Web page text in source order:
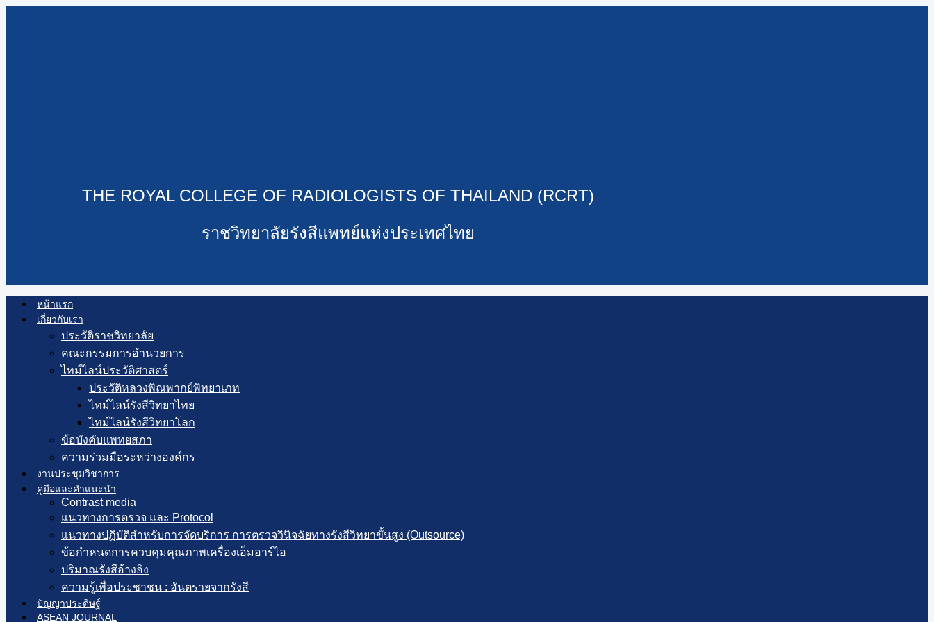
THE ROYAL COLLEGE OF RADIOLOGISTS OF THAILAND (RCRT)
ราชวิทยาลัยรังสีแพทย์แห่งประเทศไทย
หน้าแรก
เกี่ยวกับเรา
ประวัติราชวิทยาลัย
คณะกรรมการอำนวยการ
ไทม์ไลน์ประวัติศาสตร์
ประวัติหลวงพิณพากย์พิทยาเภท
ไทม์ไลน์รังสีวิทยาไทย
ไทม์ไลน์รังสีวิทยาโลก
ข้อบังคับแพทยสภา
ความร่วมมือระหว่างองค์กร
งานประชุมวิชาการ
คู่มือและคำแนะนำ
Contrast media
แนวทางการตรวจ และ Protocol
แนวทางปฏิบัติสำหรับการจัดบริการ การตรวจวินิจฉัยทางรังสีวิทยาขั้นสูง (Outsource)
ข้อกำหนดการควบคุมคุณภาพเครื่องเอ็มอาร์ไอ
ปริมาณรังสีอ้างอิง
ความรู้เพื่อประชาชน : อันตรายจากรังสี
ปัญญาประดิษฐ์
ASEAN JOURNAL